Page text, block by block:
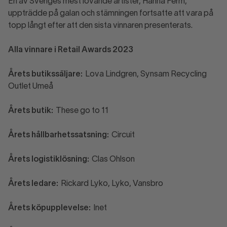
En av Sveriges mest lovande artister, Hanna Ferm,
uppträdde på galan och stämningen fortsatte att vara på
topp långt efter att den sista vinnaren presenterats.
Alla vinnare i Retail Awards 2023
Årets butikssäljare: Lova Lindgren, Synsam Recycling
Outlet Umeå
Årets butik: These go to 11
Årets hållbarhetssatsning: Circuit
Årets logistiklösning: Clas Ohlson
Årets ledare: Rickard Lyko, Lyko, Vansbro
Årets köpupplevelse: Inet